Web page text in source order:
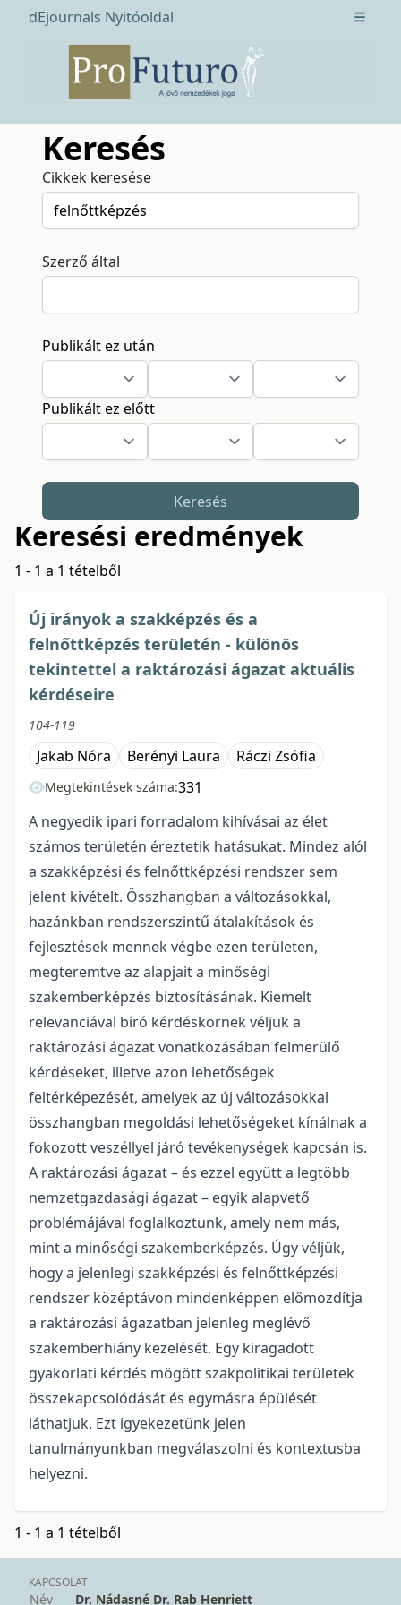
dEjournals Nyitóoldal Open
Keresés
Cikkek keresése
Szerző által
Publikált ez után
Publikált ez előtt
Keresés
Keresési eredmények
1 - 1 a 1 tételből
Új irányok a szakképzés és a
felnőttképzés területén - különös
tekintettel a raktározási ágazat aktuális
kérdéseire
104-119
Jakab Nóra Berényi Laura Ráczi Zsófia
Megtekintések száma:331
A negyedik ipari forradalom kihívásai az élet
számos területén éreztetik hatásukat. Mindez alól
a szakképzési és felnőttképzési rendszer sem
jelent kivételt. Összhangban a változásokkal,
hazánkban rendszerszintű átalakítások és
fejlesztések mennek végbe ezen területen,
megteremtve az alapjait a minőségi
szakemberképzés biztosításának. Kiemelt
relevanciával bíró kérdéskörnek véljük a
raktározási ágazat vonatkozásában felmerülő
kérdéseket, illetve azon lehetőségek
feltérképezését, amelyek az új változásokkal
összhangban megoldási lehetőségeket kínálnak a
fokozott veszéllyel járó tevékenységek kapcsán is.
A raktározási ágazat – és ezzel együtt a legtöbb
nemzetgazdasági ágazat – egyik alapvető
problémájával foglalkoztunk, amely nem más,
mint a minőségi szakemberképzés. Úgy véljük,
hogy a jelenlegi szakképzési és felnőttképzési
rendszer középtávon mindenképpen előmozdítja
a raktározási ágazatban jelenleg meglévő
szakemberhiány kezelését. Egy kiragadott
gyakorlati kérdés mögött szakpolitikai területek
összekapcsolódását és egymásra épülését
láthatjuk. Ezt igyekezetünk jelen
tanulmányunkban megválaszolni és kontextusba
helyezni.
1 - 1 a 1 tételből
KAPCSOLAT
Név Dr. Nádasné Dr. Rab Henriett